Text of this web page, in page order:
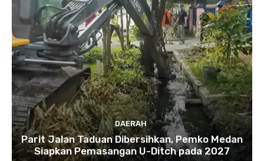
DAERAH
Parit Jalan Taduan Dibersihkan, Pemko Medan
Siapkan Pemasangan U-Ditch pada 2027